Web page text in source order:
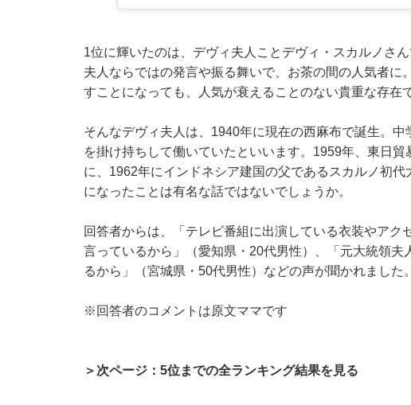
1位に輝いたのは、デヴィ夫人ことデヴィ・スカルノさ
夫人ならではの発言や振る舞いで、お茶の間の人気者に
すことになっても、人気が衰えることのない貴重な存在
そんなデヴィ夫人は、1940年に現在の西麻布で誕生。
を掛け持ちして働いていたといいます。1959年、東日
に、1962年にインドネシア建国の父であるスカルノ初
になったことは有名な話ではないでしょうか。
回答者からは、「テレビ番組に出演している衣装やアク
言っているから」（愛知県・20代男性）、「元大統領
るから」（宮城県・50代男性）などの声が聞かれました。
※回答者のコメントは原文ママです
＞次ページ：5位までの全ランキング結果を見る